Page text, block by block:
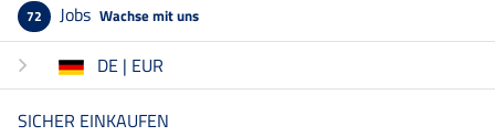
72 Jobs Wachse mit uns
DE | EUR
SICHER EINKAUFEN